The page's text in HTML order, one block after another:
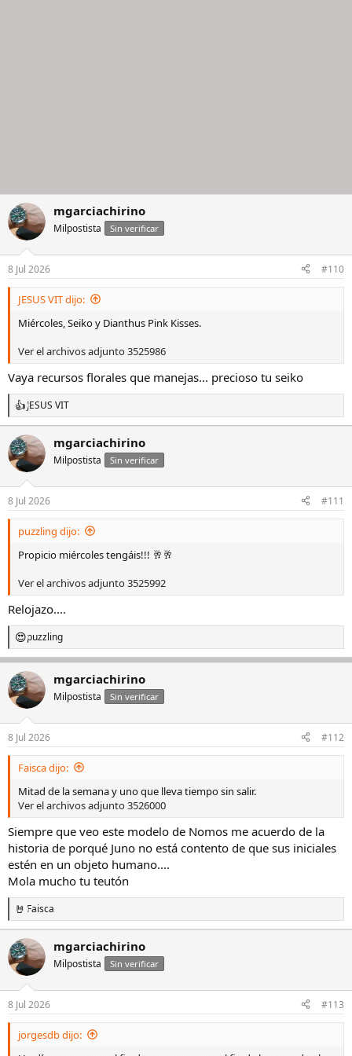
mgarciachirino
Milpostista Sin verificar
8 Jul 2026 #110
JESUS VIT dijo:
Miércoles, Seiko y Dianthus Pink Kisses.
Ver el archivos adjunto 3525986
Vaya recursos florales que manejas... precioso tu seiko
R
e
a
c
c
o
n
e
JESUS VIT
mgarciachirino
Milpostista Sin verificar
8 Jul 2026 #111
puzzling dijo:
Propicio miércoles tengáis!!! 🥂🥂
Ver el archivos adjunto 3525992
Relojazo....
R
e
c
c
i
e
s
puzzling
mgarciachirino
Milpostista Sin verificar
8 Jul 2026 #112
Faisca dijo:
Mitad de la semana y uno que lleva tiempo sin salir.
Ver el archivos adjunto 3526000
Siempre que veo este modelo de Nomos me acuerdo de la
historia de porqué Juno no está contento de que sus iniciales
estén en un objeto humano....
Mola mucho tu teutón
R
e
a
c
c
o
n
e
Faisca
mgarciachirino
Milpostista Sin verificar
8 Jul 2026 #113
jorgesdb dijo: